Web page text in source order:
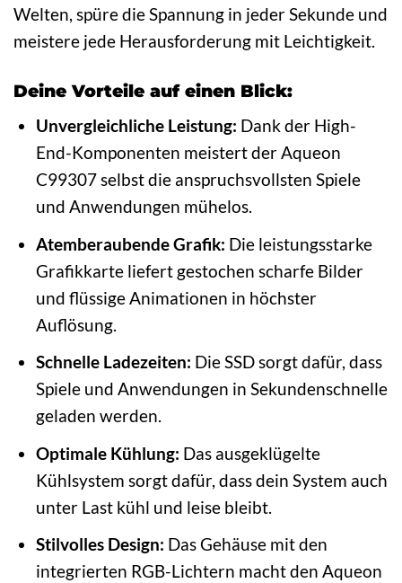
Welten, spüre die Spannung in jeder Sekunde und
meistere jede Herausforderung mit Leichtigkeit.
Deine Vorteile auf einen Blick:
Unvergleichliche Leistung: Dank der High-
End-Komponenten meistert der Aqueon
C99307 selbst die anspruchsvollsten Spiele
und Anwendungen mühelos.
Atemberaubende Grafik: Die leistungsstarke
Grafikkarte liefert gestochen scharfe Bilder
und flüssige Animationen in höchster
Auflösung.
Schnelle Ladezeiten: Die SSD sorgt dafür, dass
Spiele und Anwendungen in Sekundenschnelle
geladen werden.
Optimale Kühlung: Das ausgeklügelte
Kühlsystem sorgt dafür, dass dein System auch
unter Last kühl und leise bleibt.
Stilvolles Design: Das Gehäuse mit den
integrierten RGB-Lichtern macht den Aqueon